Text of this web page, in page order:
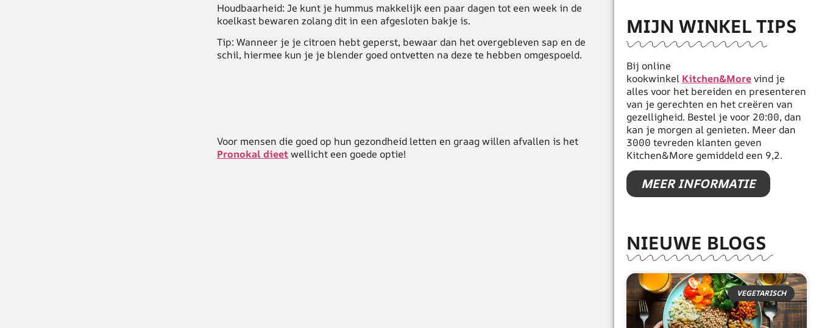
Houdbaarheid: Je kunt je hummus makkelijk een paar dagen tot een week in de
koelkast bewaren zolang dit in een afgesloten bakje is.
Tip: Wanneer je je citroen hebt geperst, bewaar dan het overgebleven sap en de
schil, hiermee kun je je blender goed ontvetten na deze te hebben omgespoeld.
Voor mensen die goed op hun gezondheid letten en graag willen afvallen is het
Pronokal dieetwellicht een goede optie!
MIJN WINKEL TIPS
Bij online
kookwinkel Kitchen&Morevind je
alles voor het bereiden en presenteren
van je gerechten en het creëren van
gezelligheid. Bestel je voor 20:00, dan
kan je morgen al genieten. Meer dan
3000 tevreden klanten geven
Kitchen&More gemiddeld een 9,2.
MEER INFORMATIE
NIEUWE BLOGS
VEGETARISCH